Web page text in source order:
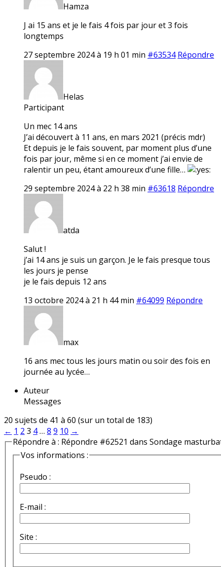
Hamza
J ai 15 ans et je le fais 4 fois par jour et 3 fois
longtemps
27 septembre 2024 à 19 h 01 min #63534 Répondre
Helas
Participant
Un mec 14 ans
J’ai découvert à 11 ans, en mars 2021 (précis mdr)
Et depuis je le fais souvent, par moment plus d’une
fois par jour, même si en ce moment j’ai envie de
ralentir un peu, étant amoureux d’une fille…
29 septembre 2024 à 22 h 38 min #63618 Répondre
atda
Salut !
j’ai 14 ans je suis un garçon. Je le fais presque tous
les jours je pense
je le fais depuis 12 ans
13 octobre 2024 à 21 h 44 min #64099 Répondre
max
16 ans mec tous les jours matin ou soir des fois en
journée au lycée…
Auteur
Messages
20 sujets de 41 à 60 (sur un total de 183)
← 1 2 3 4… 8 9 10 →
Répondre à : Répondre #62521 dans Sondage
Vos informations :
Pseudo :
E-mail :
Site :